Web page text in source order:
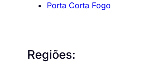
Porta Corta Fogo
Regiões: